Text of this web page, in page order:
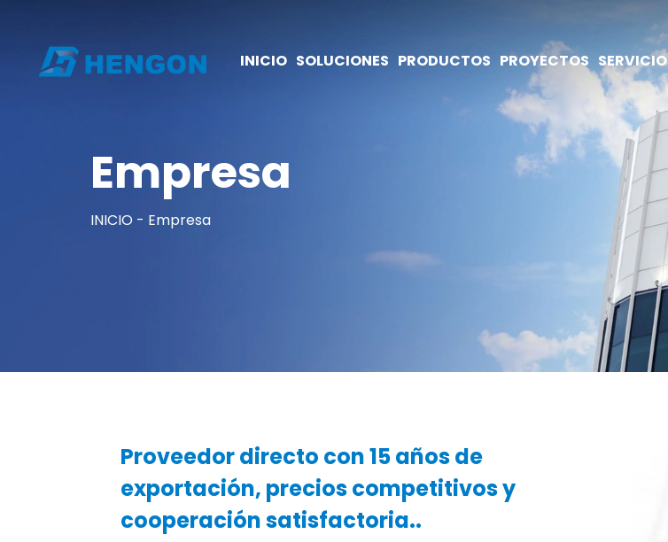
INICIO SOLUCIONES PRODUCTOS PROYECTOS SERVICIO
Empresa
INICIO Empresa
Proveedor directo con 15 años de
exportación, precios competitivos y
cooperación satisfactoria..